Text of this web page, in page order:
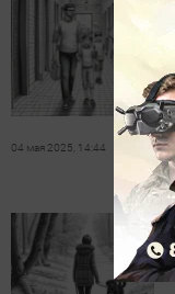
04 мая 2025, 14:44